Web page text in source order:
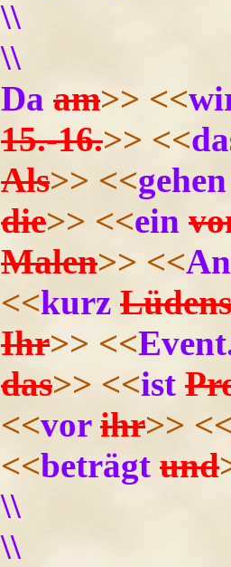
\\
\\
Da am>> <<
15.-16.>> <<
Als>> <<gehen
die>> <<ein
Malen>> <<
<<kurz
Ihr>> <<
das>> <<ist
<<vor ihr>>
<<beträgt und
\\
\\